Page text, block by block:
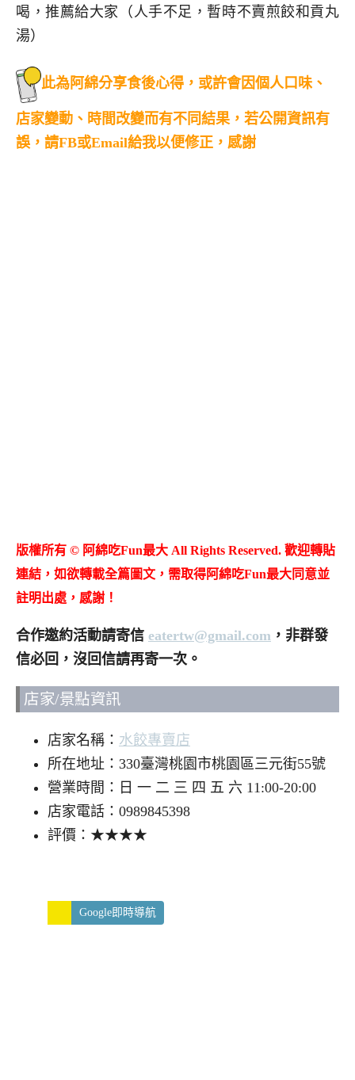
喝，推薦給大家（人手不足，暫時不賣煎餃和貢丸
湯）
此為阿綿分享食後心得，或許會因個人口味、
店家變動、時間改變而有不同結果，若公開資訊有
誤，請FB或Email給我以便修正，感謝
版權所有 © 阿綿吃Fun最大 All Rights Reserved. 歡迎轉貼
連結，如欲轉載全篇圖文，需取得阿綿吃Fun最大同意並
註明出處，感謝！
合作邀約活動請寄信 eatertw@gmail.com ，非群發
信必回，沒回信請再寄一次。
店家/景點資訊
店家名稱： 水餃專賣店
所在地址：330臺灣桃園市桃園區三元街55號
營業時間：日 一 二 三 四 五 六 11:00-20:00
店家電話：0989845398
評價：★★★★
Google即時導航